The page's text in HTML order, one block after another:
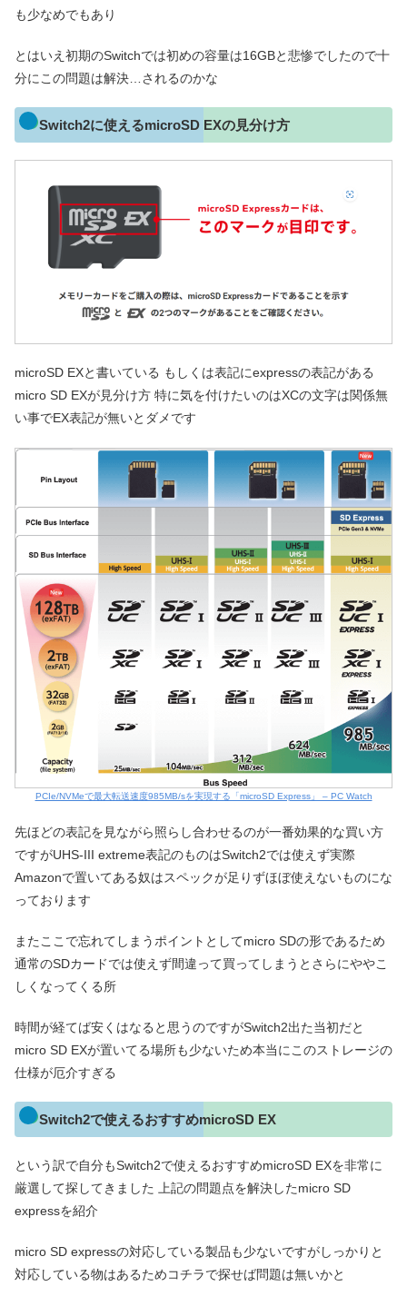
も少なめでもあり
とはいえ初期のSwitchでは初めの容量は16GBと悲惨でしたので十
分にこの問題は解決…されるのかな
Switch2に使えるmicroSD EXの見分け方
microSD EXと書いている もしくは表記にexpressの表記がある
micro SD EXが見分け方 特に気を付けたいのはXCの文字は関係無
い事でEX表記が無いとダメです
PCIe/NVMeで最大転送速度985MB/sを実現する「microSD Express」 – PC Watch
先ほどの表記を見ながら照らし合わせるのが一番効果的な買い方
ですがUHS-III extreme表記のものはSwitch2では使えず実際
Amazonで置いてある奴はスペックが足りずほぼ使えないものにな
っております
またここで忘れてしまうポイントとしてmicro SDの形であるため
通常のSDカードでは使えず間違って買ってしまうとさらにややこ
しくなってくる所
時間が経てば安くはなると思うのですがSwitch2出た当初だと
micro SD EXが置いてる場所も少ないため本当にこのストレージの
仕様が厄介すぎる
Switch2で使えるおすすめmicroSD EX
という訳で自分もSwitch2で使えるおすすめmicroSD EXを非常に
厳選して探してきました 上記の問題点を解決したmicro SD
expressを紹介
micro SD expressの対応している製品も少ないですがしっかりと
対応している物はあるためコチラで探せば問題は無いかと